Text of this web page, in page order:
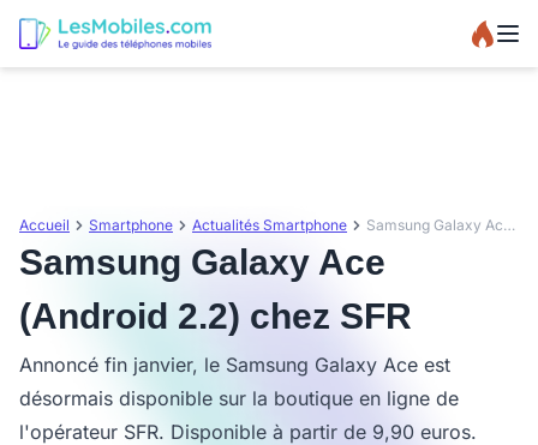
Accueil Smartphone Actualités Smartphone Samsung Galaxy Ace (Android 2.2) chez SFR
Samsung Galaxy Ace
(Android 2.2) chez SFR
Annoncé fin janvier, le Samsung Galaxy Ace est
désormais disponible sur la boutique en ligne de
l'opérateur SFR. Disponible à partir de 9,90 euros.